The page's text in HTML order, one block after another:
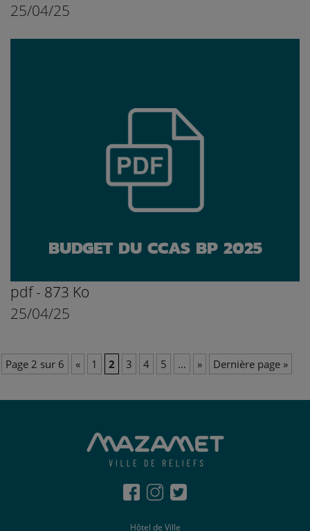
25/04/25
BUDGET DU CCAS BP 2025
pdf - 873 Ko
25/04/25
Page 2 sur 6 « 1 2 3 4 5 … » Dernière page »
Hôtel de Ville